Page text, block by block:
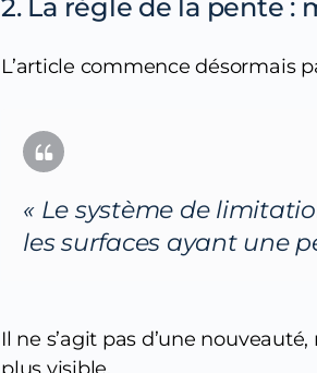
2. La règle de la pente :
L’article commence désormais
« Le système de
les surfaces ayant une
Il ne s’agit pas d’une